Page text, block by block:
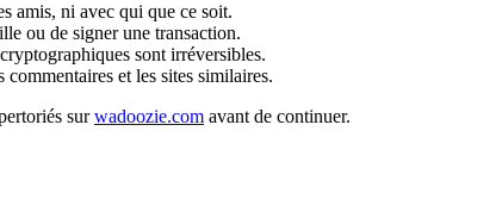
amis, ni avec qui que ce soit.
ou de signer une transaction.
sont irréversibles.
et les sites similaires.
surwadoozie.com avant de continuer.